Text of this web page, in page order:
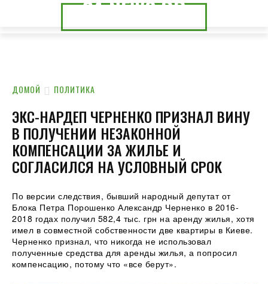
24.NEWS.CK
24.NEWS.DP
ДОМОЙ ПОЛИТИКА
ЭКС-НАРДЕП ЧЕРНЕНКО ПРИЗНАЛ ВИНУ
В ПОЛУЧЕНИИ НЕЗАКОННОЙ
КОМПЕНСАЦИИ ЗА ЖИЛЬЕ И
СОГЛАСИЛСЯ НА УСЛОВНЫЙ СРОК
По версии следствия, бывший народный депутат от
Блока Петра Порошенко Александр Черненко в 2016-
2018 годах получил 582,4 тыс. грн на аренду жилья, хотя
имел в совместной собственности две квартиры в Киеве.
Черненко признал, что никогда не использовал
полученные средства для аренды жилья, а попросил
компенсацию, потому что «все берут».